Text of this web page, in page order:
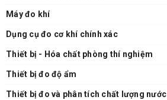
Máy đo khí
Dụng cụ đo cơ khí chính xác
Thiết bị - Hóa chất phòng thí nghiệm
Thiết bị đo độ ẩm
Thiết bị đo và phân tích chất lượng nước